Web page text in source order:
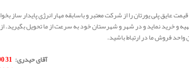
عایق پلی یورتان را از شرکت معتبر و باسابقه مهار انرژی پایدار ساز
و خرید نماید و در شهر و شهرستان خود به سرعت از ما تحویل بگیرید.
فروش ما در ارتباط باشید.
آقای حیدری:
31 90 296 0912